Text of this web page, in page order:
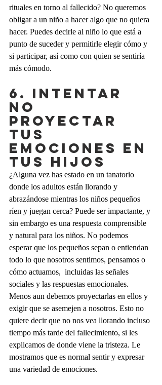
rituales en torno al fallecido? No queremos
obligar a un niño a hacer algo que no quiera
hacer. Puedes decirle al niño lo que está a
punto de suceder y permitirle elegir cómo y
si participar, así como con quien se sentiría
más cómodo.
6. INTENTAR
NO
PROYECTAR
TUS
EMOCIONES EN
TUS HIJOS
¿Alguna vez has estado en un tanatorio
donde los adultos están llorando y
abrazándose mientras los niños pequeños
ríen y juegan cerca? Puede ser impactante, y
sin embargo es una respuesta comprensible
y natural para los niños. No podemos
esperar que los pequeños sepan o entiendan
todo lo que nosotros sentimos, pensamos o
cómo actuamos,  incluidas las señales
sociales y las respuestas emocionales.
Menos aun debemos proyectarlas en ellos y
exigir que se asemejen a nosotros. Esto no
quiere decir que no nos vea llorando incluso
tiempo más tarde del fallecimiento, si les
explicamos de donde viene la tristeza. Le
mostramos que es normal sentir y expresar
una variedad de emociones.